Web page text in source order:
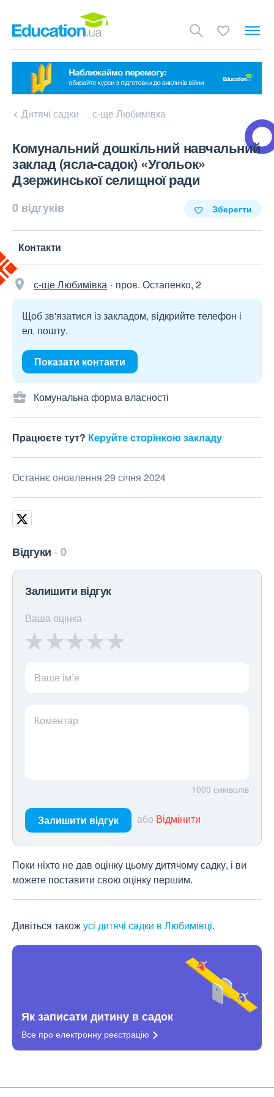
Дитячі садки с-ще Любимівка
Комунальний дошкільний навчальний
заклад (ясла-садок) «Угольок»
Дзержинської селищної ради
0 відгуків Зберегти
Контакти
с-ще Любимівка пров. Остапенко, 2
Щоб зв'язатися із закладом, відкрийте телефон і
ел. пошту.
Показати контакти
Комунальна форма власності
Працюєте тут? Керуйте сторінкою закладу
Останнє оновлення 29 січня 2024
Відгуки 0
Залишити відгук
Ваша оцінка
Ваше ім’я
Коментар
1000 символів
Залишити відгук або Відмінити
Поки ніхто не дав оцінку цьому дитячому садку, і ви
можете поставити свою оцінку першим.
Дивіться такожусі дитячі садки в Любимівці.
Як записати дитину в садок
Все про електронну реєстрацію